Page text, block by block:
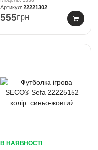
22221302
555грн
В НАЯВНОСТІ